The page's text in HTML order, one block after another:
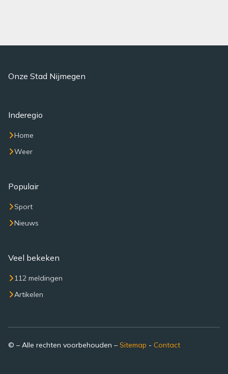
Onze Stad Nijmegen
Inderegio
Home
Weer
Populair
Sport
Nieuws
Veel bekeken
112 meldingen
Artikelen
© – Alle rechten voorbehouden – Sitemap - Contact